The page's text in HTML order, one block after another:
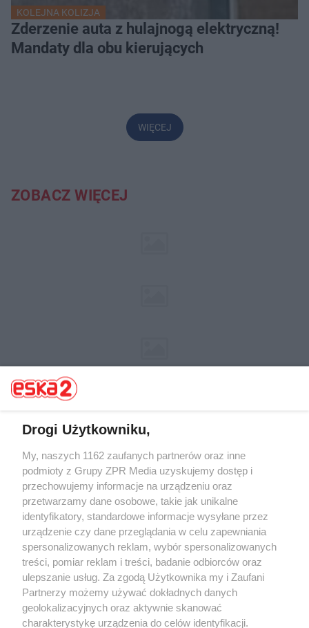
KOLEJNA KOLIZJA
Zderzenie auta z hulajnogą elektryczną!
Mandaty dla obu kierujących
WIĘCEJ
ZOBACZ WIĘCEJ
Żaden utwór zamieszczony w serwisie nie może być powielany i
rozpowszechniany lub dalej rozpowszechniany w jakikolwiek sposób (w
tym także elektroniczny lub mechaniczny) na jakimkolwiek polu
eksploatacji w jakiejkolwiek formie, włącznie z umieszczaniem w
Internecie bez pisemnej zgody właściciela praw. Jakiekolwiek użycie lub
wykorzystanie utworów w całości lub w części z naruszeniem prawa,
tzn. bez właściwej zgody, jest zabronione pod groźbą kary i może być
ścigane prawnie.
Drogi Użytkowniku,
My, naszych 1162 zaufanych partnerów oraz inne
podmioty z Grupy ZPR Media uzyskujemy dostęp i
przechowujemy informacje na urządzeniu oraz
przetwarzamy dane osobowe, takie jak unikalne
identyfikatory, standardowe informacje wysyłane przez
urządzenie czy dane przeglądania w celu zapewniania
spersonalizowanych reklam, wybór spersonalizowanych
treści, pomiar reklam i treści, badanie odbiorców oraz
ulepszanie usług. Za zgodą Użytkownika my i Zaufani
Partnerzy możemy używać dokładnych danych
geolokalizacyjnych oraz aktywnie skanować
charakterystykę urządzenia do celów identyfikacji.